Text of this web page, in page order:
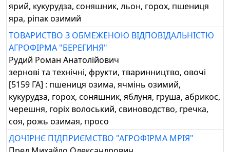
ярий, кукурудза, соняшник, льон, горох, пшениця
яра, ріпак озимий
ТОВАРИСТВО З ОБМЕЖЕНОЮ ВІДПОВІДАЛЬНІСТЮ
АГРОФІРМА "БЕРЕГИНЯ"
Рудий Роман Анатолійович
зернові та технічні, фрукти, тваринництво, овочі
[5159 ГА] : пшениця озима, ячмінь озимий,
кукурудза, горох, соняшник, яблуня, груша, абрикос,
черешня, горіх волоський, свиноводство, гречка,
соя, рожь озимая, просо
ДОЧІРНЄ ПІДПРИЄМСТВО "АГРОФІРМА МРІЯ"